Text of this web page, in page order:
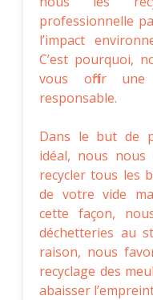
professionnelle
l’impact
C’est pourquoi,
vous offrir
responsable.
Dans le but de
idéal, nous
recycler tous les
de votre vide
cette façon,
déchetteries au
raison, nous
recyclage des
abaisser